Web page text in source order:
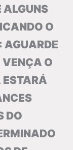
ALGUNS
O
AGUARDE
VENÇA O
ESTARÁ
DO